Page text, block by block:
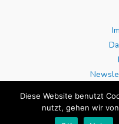
Diese Website benutzt
nutzt, gehen wir